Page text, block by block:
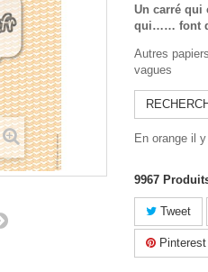
Un carré qui
qui…… font
Autres
vagues
En orange il
9967
Tweet
Pinterest